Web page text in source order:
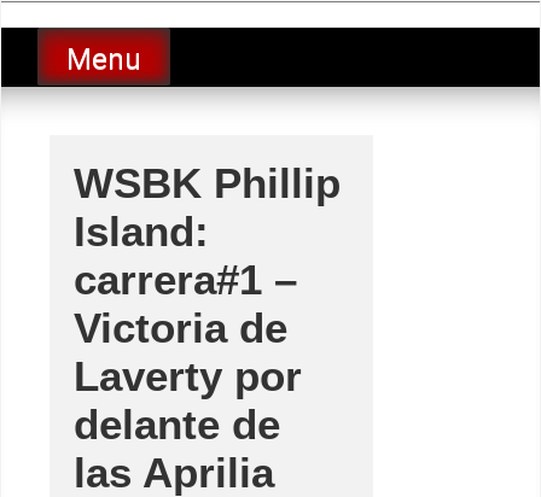
to
contentLucio Lopez GP
luciolopezgp
Menu
WSBK Phillip
Island:
carrera#1 –
Victoria de
Laverty por
delante de
las Aprilia